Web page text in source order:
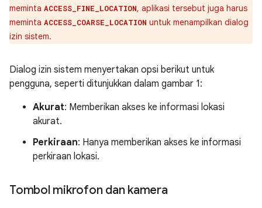
meminta ACCESS_FINE_LOCATION, aplikasi tersebut juga harus
meminta ACCESS_COARSE_LOCATION untuk menampilkan dialog
izin sistem.
Dialog izin sistem menyertakan opsi berikut untuk
pengguna, seperti ditunjukkan dalam gambar 1:
Akurat: Memberikan akses ke informasi lokasi
akurat.
Perkiraan: Hanya memberikan akses ke informasi
perkiraan lokasi.
Tombol mikrofon dan kamera